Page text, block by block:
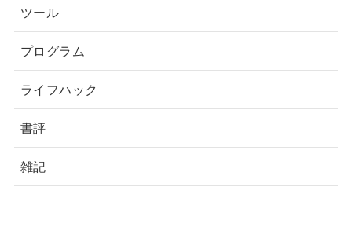
ツール
プログラム
ライフハック
書評
雑記